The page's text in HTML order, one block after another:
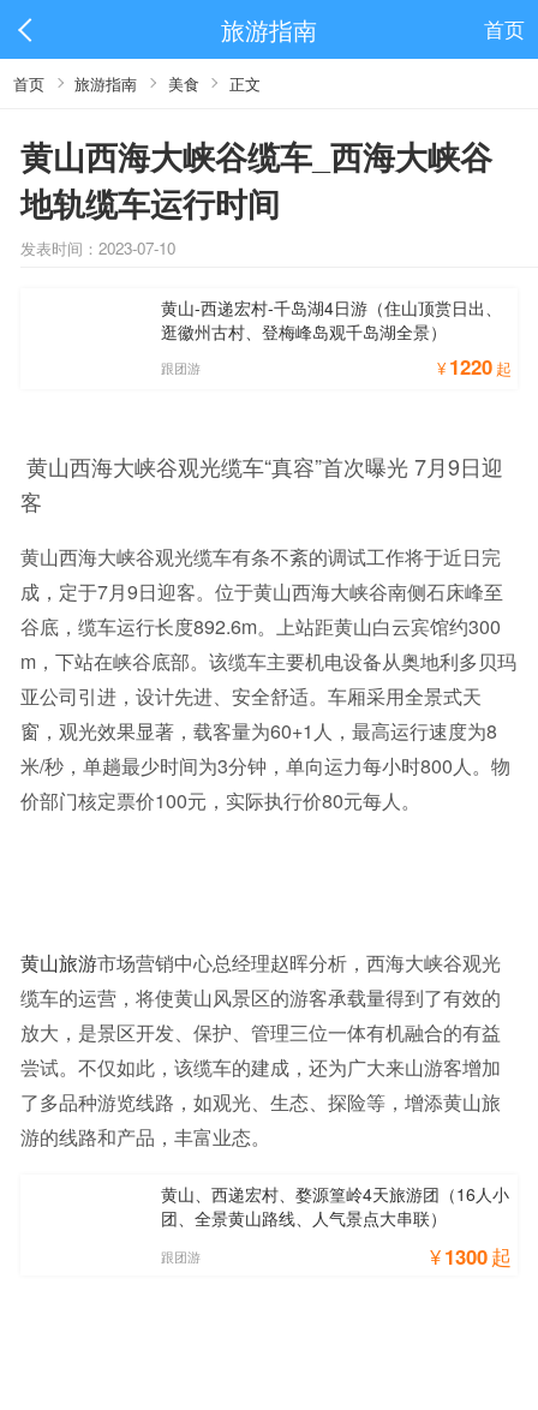
旅游指南 首页
首页 旅游指南 美食 正文
黄山西海大峡谷缆车_西海大峡谷
地轨缆车运行时间
发表时间：2023-07-10
黄山-西递宏村-千岛湖4日游（住山顶赏日出、
逛徽州古村、登梅峰岛观千岛湖全景）
¥ 1220 起
跟团游
黄山西海大峡谷观光缆车“真容”首次曝光 7月9日迎
客
黄山西海大峡谷观光缆车有条不紊的调试工作将于近日完
成，定于7月9日迎客。位于黄山西海大峡谷南侧石床峰至
谷底，缆车运行长度892.6m。上站距黄山白云宾馆约300
m，下站在峡谷底部。该缆车主要机电设备从奥地利多贝玛
亚公司引进，设计先进、安全舒适。车厢采用全景式天
窗，观光效果显著，载客量为60+1人，最高运行速度为8
米/秒，单趟最少时间为3分钟，单向运力每小时800人。物
价部门核定票价100元，实际执行价80元每人。
黄山旅游市场营销中心总经理赵晖分析，西海大峡谷观光
缆车的运营，将使黄山风景区的游客承载量得到了有效的
放大，是景区开发、保护、管理三位一体有机融合的有益
尝试。不仅如此，该缆车的建成，还为广大来山游客增加
了多品种游览线路，如观光、生态、探险等，增添黄山旅
游的线路和产品，丰富业态。
黄山、西递宏村、婺源篁岭4天旅游团（16人小
团、全景黄山路线、人气景点大串联）
¥1300起
跟团游